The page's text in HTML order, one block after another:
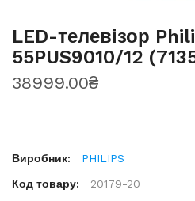
LED-телевізор
55PUS9010/12
38999.00₴
Виробник:
PHILIPS
Код товару:
20179-20